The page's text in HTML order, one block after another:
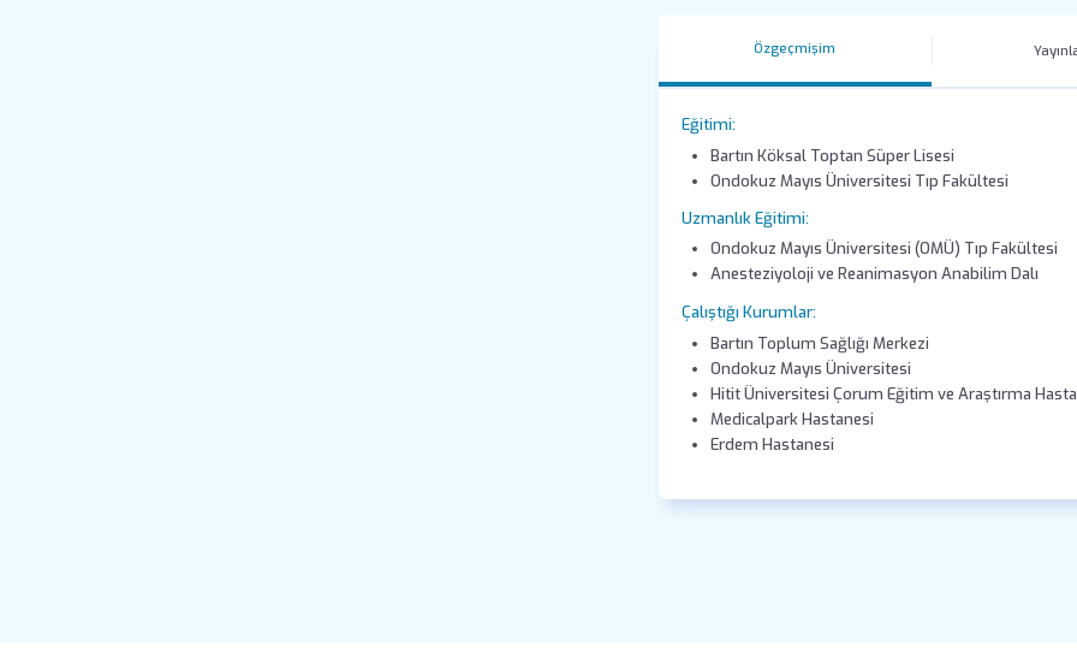
Özgeçmişim
Eğitimi:
Bartın Köksal Toptan Süper Lisesi
Ondokuz Mayıs Üniversitesi Tıp Fakültesi
Uzmanlık Eğitimi:
Ondokuz Mayıs Üniversitesi (OMÜ) Tıp Fakültesi
Anesteziyoloji ve Reanimasyon Anabilim Dalı
Çalıştığı Kurumlar:
Bartın Toplum Sağlığı Merkezi
Ondokuz Mayıs Üniversitesi
Hitit Üniversitesi Çorum Eğitim ve Araştırma
Medicalpark Hastanesi
Erdem Hastanesi